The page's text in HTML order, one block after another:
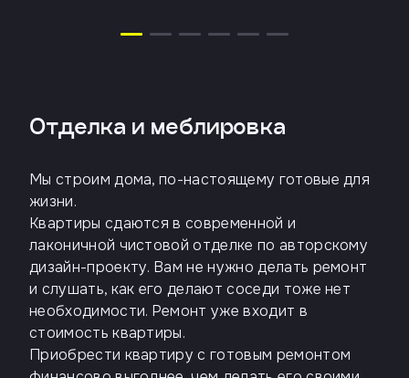
Отделка и меблировка
Мы строим дома, по-настоящему готовые для
жизни.
Квартиры сдаются в современной и
лаконичной чистовой отделке по авторскому
дизайн-проекту. Вам не нужно делать ремонт
и слушать, как его делают соседи тоже нет
необходимости. Ремонт уже входит в
стоимость квартиры.
Приобрести квартиру с готовым ремонтом